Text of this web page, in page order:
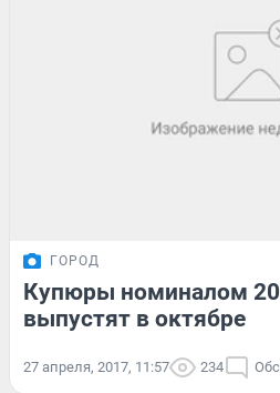
ГОРОД
Купюры номиналом
выпустят в октябре
27 апреля, 2017, 11:57 234